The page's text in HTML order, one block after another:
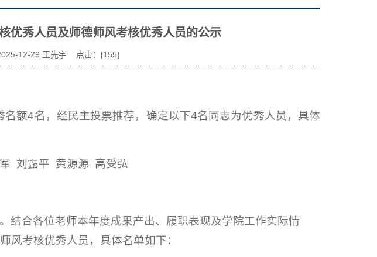
优秀人员及师德师风考核优秀人员的公示
12-29 王先宇 点击：[155]
额4名，经民主投票推荐，确定以下4名同志为优秀人员，具体
刘露平 黄源源 高受弘
结合各位老师本年度成果产出、履职表现及学院工作实际情
风考核优秀人员，具体名单如下：